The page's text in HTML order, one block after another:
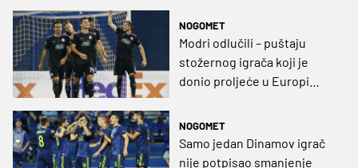
NOGOMET
Modri odlučili – puštaju
stožernog igrača koji je
donio proljeće u Europi
NOGOMET
Samo jedan Dinamov igrač
nije potpisao smanjenje